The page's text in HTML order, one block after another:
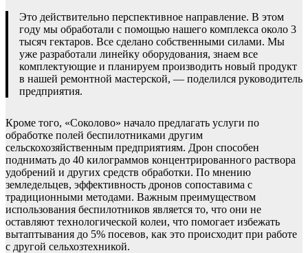
Это действительно перспективное направление. В этом
году мы обработали с помощью нашего комплекса около 3
тысяч гектаров. Все сделано собственными силами. Мы
уже разработали линейку оборудования, знаем все
комплектующие и планируем производить новый продукт
в нашей ремонтной мастерской, — поделился руководитель
предприятия.
Кроме того, «Соколово» начало предлагать услуги по
обработке полей беспилотниками другим
сельскохозяйственным предприятиям. Дрон способен
поднимать до 40 килограммов концентрированного раствора
удобрений и других средств обработки. По мнению
земледельцев, эффективность дронов сопоставима с
традиционными методами. Важным преимуществом
использования беспилотников является то, что они не
оставляют технологической колеи, что помогает избежать
вытаптывания до 5% посевов, как это происходит при работе
с другой сельхозтехникой.